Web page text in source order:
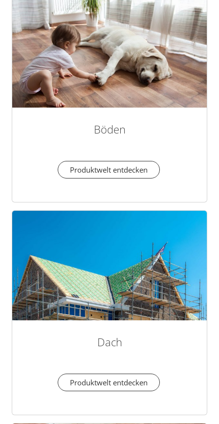
Böden
Produktwelt entdecken
Dach
Produktwelt entdecken